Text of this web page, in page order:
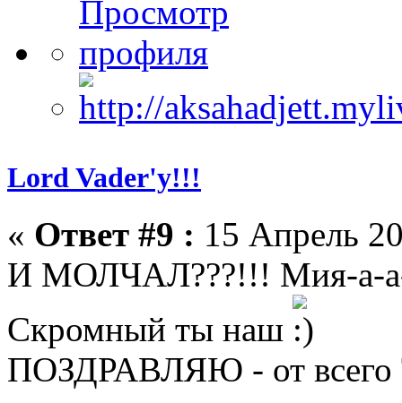
Lord Vader'у!!!
« Ответ #9 : 15 Апрель
И МОЛЧАЛ???!!! Мия-а-
Скромный ты наш
ПОЗДРАВЛЯЮ - от